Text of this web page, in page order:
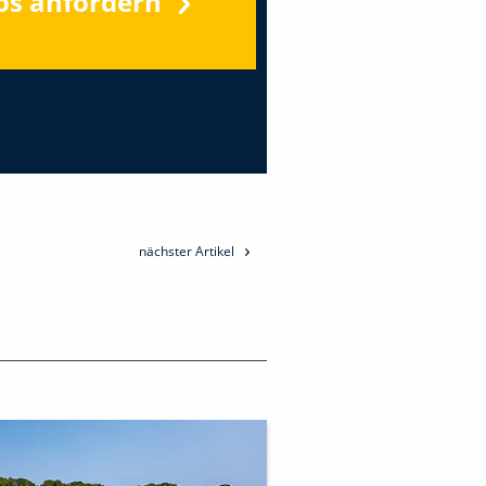
nächster Artikel